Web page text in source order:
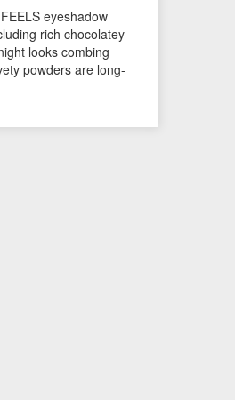
eyeshadow
rich chocolatey
looks combing
powders are long-